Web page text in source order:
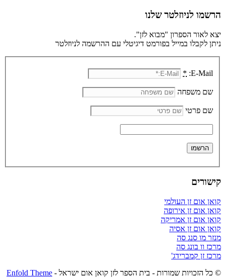
הרשמו לניוזלטר שלנו
יצא לאור הספרון "מבוא לזן".
ניתן לקבלו במייל בפורמט דיגיטלי עם ההרשמה לניוזלטר
E-Mail:
*
שם משפחה
שם פרטי
קישורים
קואן אום זן העולמי
קואן אום זן אירופה
קואן אום זן אמריקה
קואן אום זן אסיה
מנזר מו סנג סה
מרכז וו בונג סה
מרכז זן קמברידג'
© כל הזכויות שמורות - בית הספר לזן קואן אום ישראל - Enfold Theme